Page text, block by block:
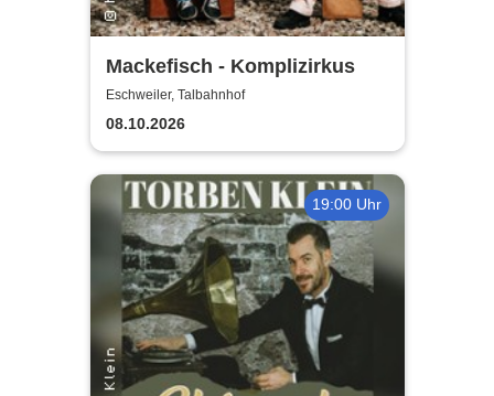
Mackefisch - Komplizirkus
Eschweiler, Talbahnhof
08.10.2026
19:00 Uhr